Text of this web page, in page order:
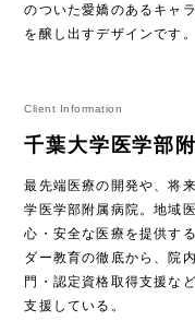
のついた愛嬌のあるキャ
を醸し出すデザインです。
Client Information
千葉大学医学部
最先端医療の開発や、将
学医学部附属病院。地域
心・安全な医療を提供す
ダー教育の徹底から、院
門・認定資格取得支援な
支援している。